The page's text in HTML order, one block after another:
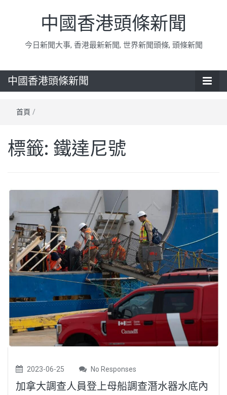
中國香港頭條新聞
今日新聞大事, 香港最新新聞, 世界新聞頭條, 頭條新聞
中國香港頭條新聞
首頁 /
標籤: 鐵達尼號
2023-06-25 No Responses
加拿大調查人員登上母船調查潛水器水底內